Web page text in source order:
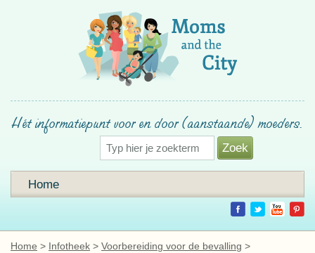
Hét informatiepunt voor en door (aanstaande) moeders.
Home
Home Infotheek
Voorbereiding voor de bevalling